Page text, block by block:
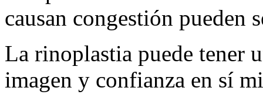
causan congestión pueden
La rinoplastia puede tener
imagen y confianza en sí